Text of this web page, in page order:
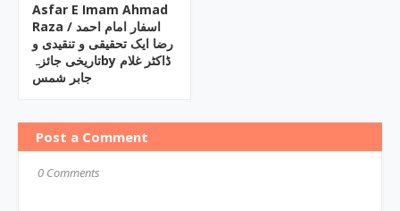
Asfar E Imam Ahmad
Raza / اسفار امام احمد
رضا ایک تحقیقی و تنقیدی و
تاریخی جائزہby ڈاکٹر غلام
جابر شمس
Post a Comment
0 Comments